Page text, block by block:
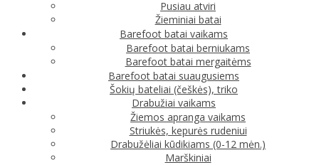
Pusiau atviri
Žieminiai batai
Barefoot batai vaikams
Barefoot batai berniukams
Barefoot batai mergaitėms
Barefoot batai suaugusiems
Šokių bateliai (češkės), triko
Drabužiai vaikams
Žiemos apranga vaikams
Striukės, kepurės rudeniui
Drabužėliai kūdikiams (0-12 mėn.)
Marškiniai